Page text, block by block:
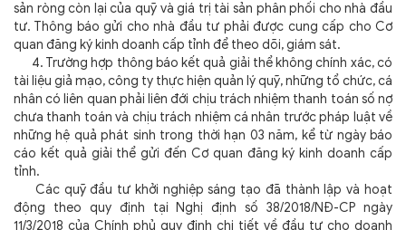
sản ròng còn lại của quỹ và giá trị tài sản phân phối cho nhà đầu
tư. Thông báo gửi cho nhà đầu tư phải được cung cấp cho Cơ
quan đăng ký kinh doanh cấp tỉnh để theo dõi, giám sát.
4. Trường hợp thông báo kết quả giải thể không chính xác, có
tài liệu giả mạo, công ty thực hiện quản lý quỹ, những tổ chức, cá
nhân có liên quan phải liên đới chịu trách nhiệm thanh toán số nợ
chưa thanh toán và chịu trách nhiệm cá nhân trước pháp luật về
những hệ quả phát sinh trong thời hạn 03 năm, kể từ ngày báo
cáo kết quả giải thể gửi đến Cơ quan đăng ký kinh doanh cấp
tỉnh.
Các quỹ đầu tư khởi nghiệp sáng tạo đã thành lập và hoạt
động theo quy định tại Nghị định số 38/2018/NĐ-CP ngày
11/3/2018 của Chính phủ quy định chi tiết về đầu tư cho doanh